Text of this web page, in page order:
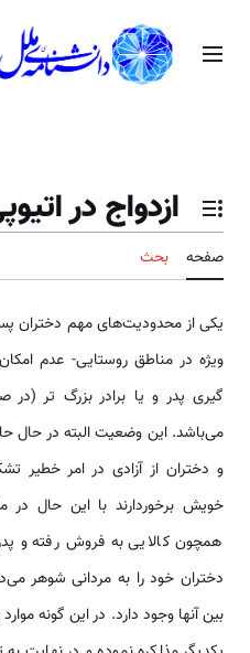
محتوامنوی اصلی
تغییر وضعیت فهرست محتویات
ازدواج در
صفحه بحث
یکی از محدودیت‌های مهم دختران
ویژه در مناطق روستایی- عدم
گیری پدر و یا برادر بزرگ تر
می‌باشد. این وضعیت البته در حال
و دختران از آزادی در امر خطیر
خویش برخوردارند با این حال در
همچون کالایی به فروش رفته و
دختران خود را به مردانی شوهر
بین آنها وجود دارد. در این گونه